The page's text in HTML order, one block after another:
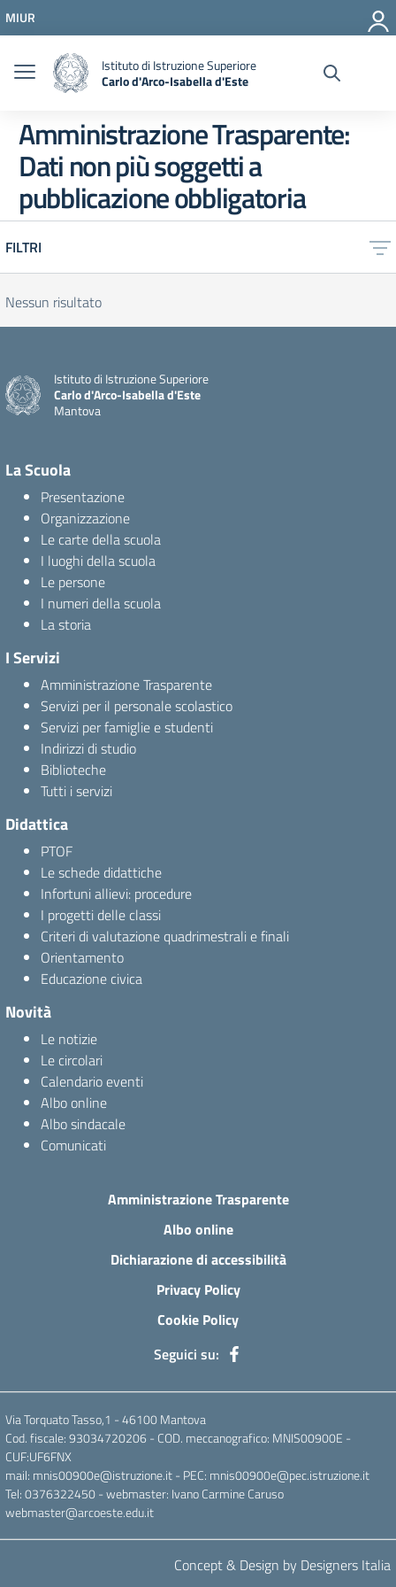
Vai al menu di navigazione
Vai al footer
MIUR
Istituto di Istruzione Superiore
Carlo d'Arco-Isabella d'Este
Amministrazione Trasparente:
Dati non più soggetti a
pubblicazione obbligatoria
FILTRI
Nessun risultato
Istituto di Istruzione Superiore
Carlo d'Arco-Isabella d'Este
Mantova
La Scuola
Presentazione
Organizzazione
Le carte della scuola
I luoghi della scuola
Le persone
I numeri della scuola
La storia
I Servizi
Amministrazione Trasparente
Servizi per il personale scolastico
Servizi per famiglie e studenti
Indirizzi di studio
Biblioteche
Tutti i servizi
Didattica
PTOF
Le schede didattiche
Infortuni allievi: procedure
I progetti delle classi
Criteri di valutazione quadrimestrali e finali
Orientamento
Educazione civica
Novità
Le notizie
Le circolari
Calendario eventi
Albo online
Albo sindacale
Comunicati
Amministrazione Trasparente
Albo online
Dichiarazione di accessibilità
Privacy Policy
Cookie Policy
Seguici su:
Via Torquato Tasso,1 - 46100 Mantova
Cod. fiscale: 93034720206 - COD. meccanografico: MNIS00900E -
CUF:UF6FNX
mail: mnis00900e@istruzione.it - PEC: mnis00900e@pec.istruzione.it
Tel: 0376322450 - webmaster: Ivano Carmine Caruso
webmaster@arcoeste.edu.it
Concept & Design by Designers Italia